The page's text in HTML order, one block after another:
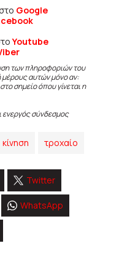
Google
Youtube
των πληροφοριών του
μέρους αυτών μόνο αν:
στο σημείο όπου γίνεται η
ενεργός σύνδεσμος
κίνηση τροχαίο
Twitter
WhatsApp